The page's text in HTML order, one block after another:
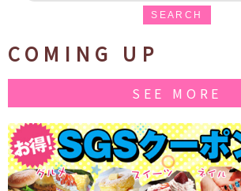
SEARCH
COMING UP
SEE MORE